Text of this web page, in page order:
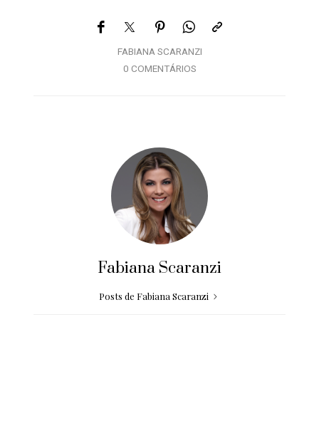
FABIANA SCARANZI
0 COMENTÁRIOS
Fabiana Scaranzi
Posts de Fabiana Scaranzi